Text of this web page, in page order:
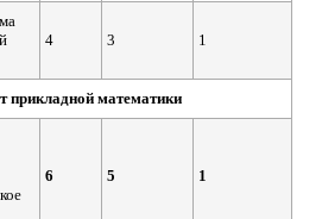
4 3 1
прикладной математики
6 5 1